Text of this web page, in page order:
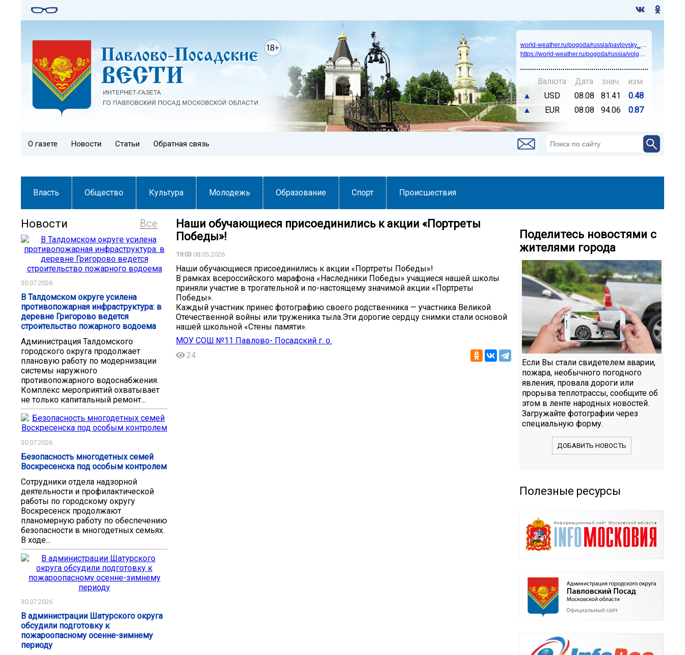
world-weather.ru/pogoda/russia/pavlovsky_posad/14days/
https://world-weather.ru/pogoda/russia/volgograd/
Валюта Дата знач.
изм.
▲
USD 08.08 81.41
0.48
▲
EUR 08.08 94.06 0.87
О газете Новости Статьи Обратная связь
Власть Общество Культура Молодежь Образование Спорт Происшествия
Все
Новости
30.07.2026
В Талдомском округе усилена
противопожарная инфраструктура: в
деревне Григорово ведется
строительство пожарного водоема
Администрация Талдомского
городского округа продолжает
плановую работу по модернизации
системы наружного
противопожарного водоснабжения.
Комплекс мероприятий охватывает
не только капитальный ремонт...
30.07.2026
Безопасность многодетных семей
Воскресенска под особым контролем
Сотрудники отдела надзорной
деятельности и профилактической
работы по городскому округу
Воскресенск продолжают
планомерную работу по обеспечению
безопасности в многодетных семьях.
В ходе...
30.07.2026
В администрации Шатурского округа
обсудили подготовку к
пожароопасному осенне-зимнему
периоду
️Наши обучающиеся присоединились к акции «Портреты
Победы»!️
19:03 08.05.2026
️Наши обучающиеся присоединились к акции «Портреты Победы»!️
️В рамках всероссийского марафона «Наследники Победы» учащиеся нашей школы
приняли участие в трогательной и по-настоящему значимой акции «Портреты
Победы».
️Каждый участник принес фотографию своего родственника — участника Великой
Отечественной войны или труженика тыла.Эти дорогие сердцу снимки стали основой
нашей школьной «Стены памяти».
МОУ СОШ №11 Павлово- Посадский г. о.
24
Поделитесь новостями с
жителями города
Если Вы стали свидетелем аварии,
пожара, необычного погодного
явления, провала дороги или
прорыва теплотрассы, сообщите об
этом в ленте народных новостей.
Загружайте фотографии через
специальную форму.
ДОБАВИТЬ НОВОСТЬ
Полезные ресурсы